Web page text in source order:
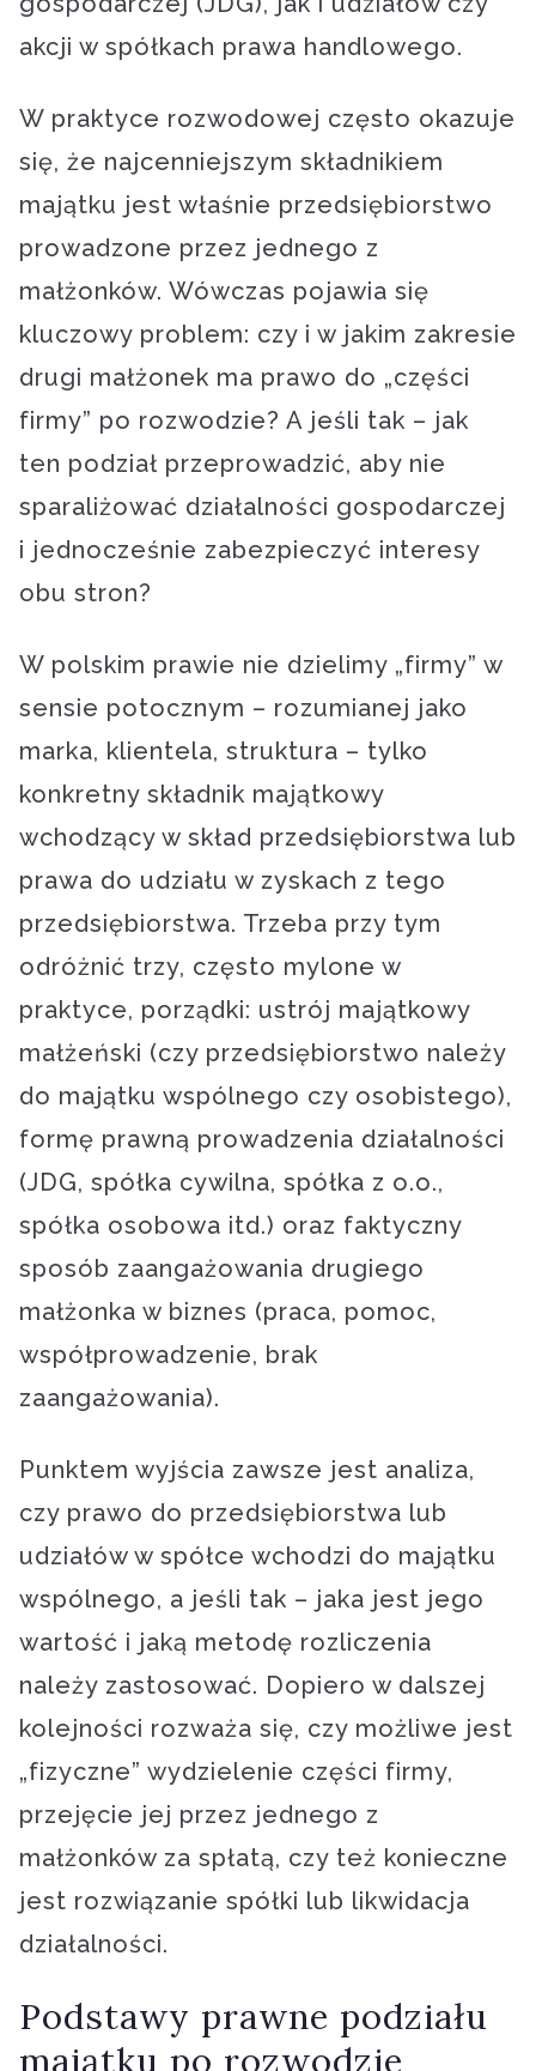
akcji w spółkach prawa handlowego.
W praktyce rozwodowej często okazuje
się, że najcenniejszym składnikiem
majątku jest właśnie przedsiębiorstwo
prowadzone przez jednego z
małżonków. Wówczas pojawia się
kluczowy problem: czy i w jakim zakresie
drugi małżonek ma prawo do „części
firmy” po rozwodzie? A jeśli tak – jak
ten podział przeprowadzić, aby nie
sparaliżować działalności gospodarczej
i jednocześnie zabezpieczyć interesy
obu stron?
W polskim prawie nie dzielimy „firmy” w
sensie potocznym – rozumianej jako
marka, klientela, struktura – tylko
konkretny składnik majątkowy
wchodzący w skład przedsiębiorstwa lub
prawa do udziału w zyskach z tego
przedsiębiorstwa. Trzeba przy tym
odróżnić trzy, często mylone w
praktyce, porządki: ustrój majątkowy
małżeński (czy przedsiębiorstwo należy
do majątku wspólnego czy osobistego),
formę prawną prowadzenia działalności
(JDG, spółka cywilna, spółka z o.o.,
spółka osobowa itd.) oraz faktyczny
sposób zaangażowania drugiego
małżonka w biznes (praca, pomoc,
współprowadzenie, brak
zaangażowania).
Punktem wyjścia zawsze jest analiza,
czy prawo do przedsiębiorstwa lub
udziałów w spółce wchodzi do majątku
wspólnego, a jeśli tak – jaka jest jego
wartość i jaką metodę rozliczenia
należy zastosować. Dopiero w dalszej
kolejności rozważa się, czy możliwe jest
„fizyczne” wydzielenie części firmy,
przejęcie jej przez jednego z
małżonków za spłatą, czy też konieczne
jest rozwiązanie spółki lub likwidacja
działalności.
Podstawy prawne podziału
majątku po rozwodzie